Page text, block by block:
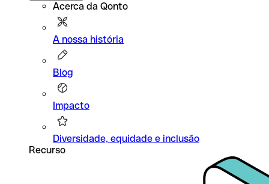
Acerca da Qonto
A nossa história
Blog
Impacto
Diversidade, equidade e inclusão
Recurso